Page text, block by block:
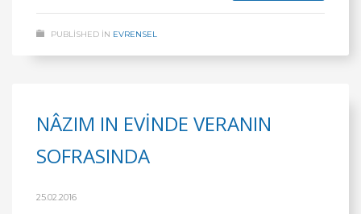
PUBLISHED IN EVRENSEL
NÂZIM IN EVİNDE VERANIN
SOFRASINDA
25.02.2016